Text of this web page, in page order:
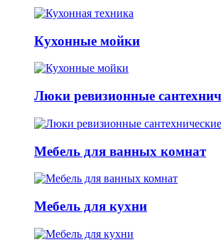
Кухонные мойки
Люки ревизионные
Мебель для ванных комнат
Мебель для кухни